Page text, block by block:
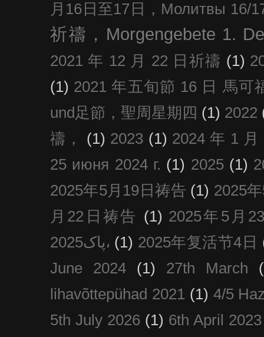
月16日至17日，Молитвы 16/
祈禱，Morgengebete 1.
2021 年 12 月 22 日祈禱 (1)
(1) 2021 年五旬節 16 日 馬可
und足節，聖周星期四 (1) 2022
禱，
(1) 2023 (1) 2024 年 1
25 июня 2024 г. (1) 2025 (1)
2025年5月19日祷告 (1) 2025
月22日祷告 (1) 2025年5月
پاک2025، (1) 2025年复活节4日
June 2024
(1) 27th March
lihavõttepühad 2021 (1) 4/5
5th July 2026 (1) 6th April 2023